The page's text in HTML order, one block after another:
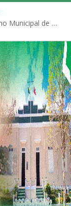
Políticas Municipais aprovadas pelo Conselho Municipal de Educação (CME)